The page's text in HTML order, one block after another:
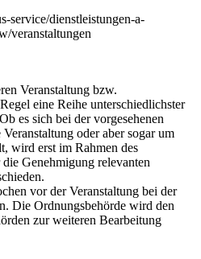
service/dienstleistungen-a-
veranstaltungen
Veranstaltung bzw.
eine Reihe unterschiedlichster
es sich bei der vorgesehenen
oder aber sogar um
wird erst im Rahmen des
Genehmigung relevanten
vor der Veranstaltung bei der
Die Ordnungsbehörde wird den
zur weiteren Bearbeitung